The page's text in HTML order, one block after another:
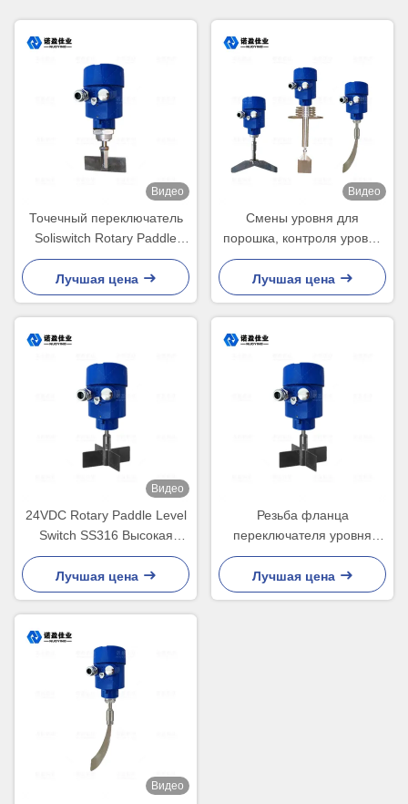
Видео
Точечный переключатель
Soliswitch Rotary Paddle
Switch Точечное
обнаружение уровня
Лучшая цена
Видео
Смены уровня для
порошка, контроля уровня
мелких частиц
Лучшая цена
Видео
24VDC Rotary Paddle Level
Switch SS316 Высокая
температура Для добычи
полезных ископаемых,
пищевых продуктов и
напитков, силосов и
Лучшая цена
Резьба фланца
переключателя уровня
250В 5А СПДТ роторного
затвора перекрестного
лезвия ОЭМ
Лучшая цена
Видео